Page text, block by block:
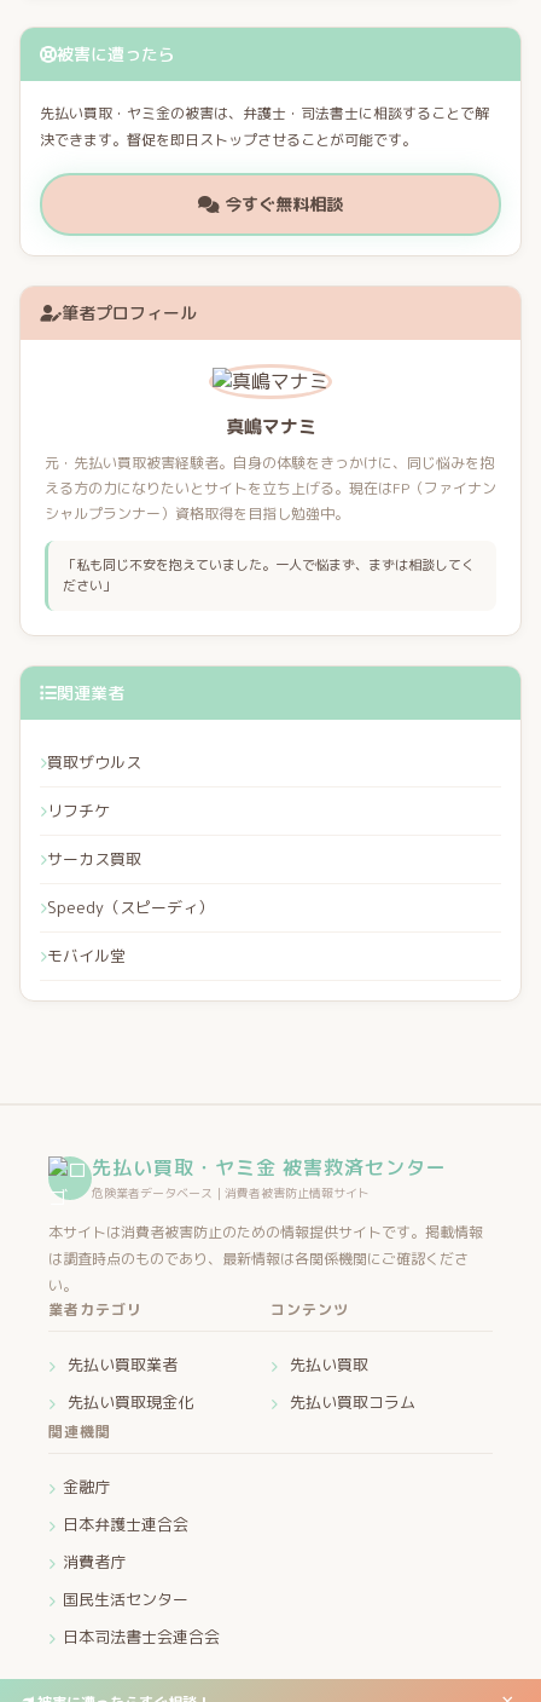
被害に遭ったら
先払い買取・ヤミ金の被害は、弁護士・司法書士に相談することで解
決できます。督促を即日ストップさせることが可能です。
今すぐ無料相談
筆者プロフィール
真嶋マナミ
元・先払い買取被害経験者。自身の体験をきっかけに、同じ悩みを抱
える方の力になりたいとサイトを立ち上げる。現在はFP（ファイナン
シャルプランナー）資格取得を目指し勉強中。
「私も同じ不安を抱えていました。一人で悩まず、まずは相談してく
ださい」
関連業者
買取ザウルス
リフチケ
サーカス買取
Speedy（スピーディ）
モバイル堂
先払い買取・ヤミ金 被害救済センター
危険業者データベース｜消費者被害防止情報サイト
本サイトは消費者被害防止のための情報提供サイトです。掲載情報
は調査時点のものであり、最新情報は各関係機関にご確認くださ
い。
業者カテゴリ
先払い買取業者
先払い買取現金化
コンテンツ
先払い買取
先払い買取コラム
関連機関
金融庁
日本弁護士連合会
消費者庁
国民生活センター
日本司法書士会連合会